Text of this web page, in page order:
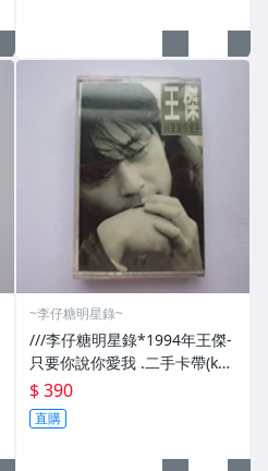
~李仔糖明星錄~
///李仔糖明星錄*1994年王傑-
只要你說你愛我 .二手卡帶(k35
0)
$ 390
直購